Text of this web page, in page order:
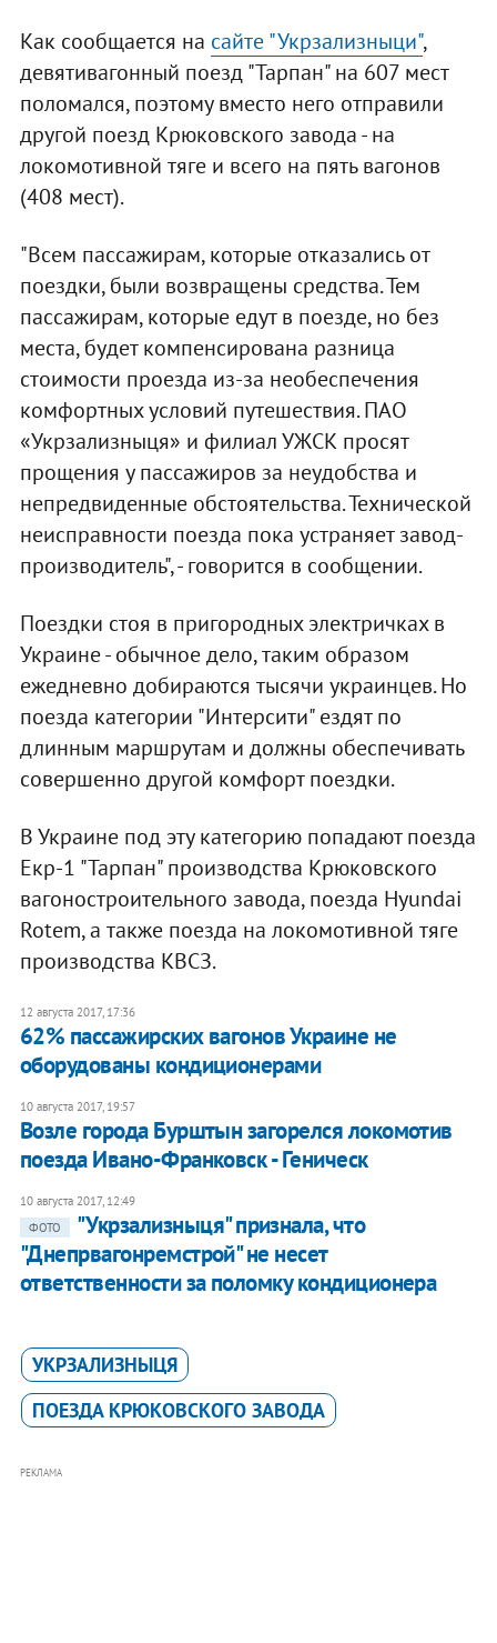
Как сообщается на сайте "Укрзализныци",
девятивагонный поезд "Тарпан" на 607 мест
поломался, поэтому вместо него отправили
другой поезд Крюковского завода - на
локомотивной тяге и всего на пять вагонов
(408 мест).
"Всем пассажирам, которые отказались от
поездки, были возвращены средства. Тем
пассажирам, которые едут в поезде, но без
места, будет компенсирована разница
стоимости проезда из-за необеспечения
комфортных условий путешествия. ПАО
«Укрзализныця» и филиал УЖСК просят
прощения у пассажиров за неудобства и
непредвиденные обстоятельства. Технической
неисправности поезда пока устраняет завод-
производитель", - говорится в сообщении.
Поездки стоя в пригородных электричках в
Украине - обычное дело, таким образом
ежедневно добираются тысячи украинцев. Но
поезда категории "Интерсити" ездят по
длинным маршрутам и должны обеспечивать
совершенно другой комфорт поездки.
В Украине под эту категорию попадают поезда
Екр-1 "Тарпан" производства Крюковского
вагоностроительного завода, поезда Hyundai
Rotem, а также поезда на локомотивной тяге
производства КВСЗ.
12 августа 2017, 17:36
62% пассажирских вагонов Украине не
оборудованы кондиционерами
10 августа 2017, 19:57
Возле города Бурштын загорелся локомотив
поезда Ивано-Франковск - Геническ
10 августа 2017, 12:49
ФОТО
"Укрзализныця" признала, что
"Днепрвагонремстрой" не несет
ответственности за поломку кондиционера
УКРЗАЛИЗНЫЦЯ
ПОЕЗДА КРЮКОВСКОГО ЗАВОДА
РЕКЛАМА